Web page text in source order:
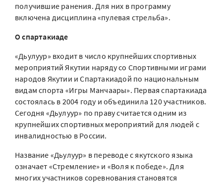
получившие ранения. Для них в программу
включена дисциплина «пулевая стрельба».
О спартакиаде
«Дьулуур» входит в число крупнейших спортивных
мероприятий Якутии наряду со Спортивными играми
народов Якутии и Спартакиадой по национальным
видам спорта «Игры Манчаары». Первая спартакиада
состоялась в 2004 году и объединила 120 участников.
Сегодня «Дьулуур» по праву считается одним из
крупнейших спортивных мероприятий для людей с
инвалидностью в России.
Название «Дьулуур» в переводе с якутского языка
означает «Стремление» и «Воля к победе». Для
многих участников соревнования становятся